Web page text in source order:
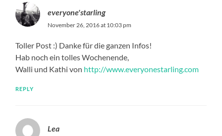
everyone'starling
November 26, 2016 at 10:03 pm
Toller Post :) Danke für die ganzen Infos!
Hab noch ein tolles Wochenende,
Walli und Kathi von http://www.everyonestarling.com
REPLY
Lea